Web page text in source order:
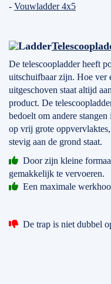
- Vouwladder 4x5
De telescoopladder heeft
uitschuifbaar zijn. Hoe ver
uitgeschoven staat altijd
product. De
bedoelt om andere
op vrij grote
stevig aan de grond staat.
Door zijn kleine
gemakkelijk te vervoeren.
Een maximale
De trap is niet dubbel